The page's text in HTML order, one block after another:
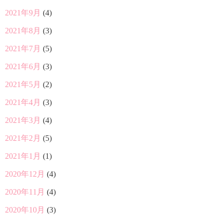
2021年9月 (4)
2021年8月 (3)
2021年7月 (5)
2021年6月 (3)
2021年5月 (2)
2021年4月 (3)
2021年3月 (4)
2021年2月 (5)
2021年1月 (1)
2020年12月 (4)
2020年11月 (4)
2020年10月 (3)